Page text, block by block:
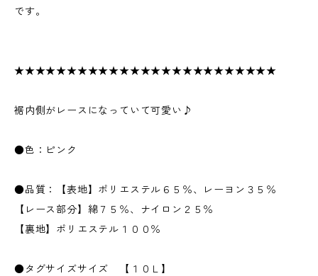
です。
★★★★★★★★★★★★★★★★★★★★★★★★★
裾内側がレースになっていて可愛い♪
●色：ピンク
●品質：【表地】ポリエステル６５％、レーヨン３５％
【レース部分】綿７５％、ナイロン２５％
【裏地】ポリエステル１００％
●タグサイズサイズ 【１０Ｌ】